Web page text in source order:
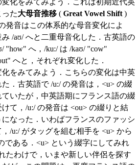
化をみてみよう．これは初期近代英
た大母音推移 ( Great Vowel Shift)
発音はこの体系的な母音変化によ
/aʊ/ へと二重母音化した．古英語の
"how" へ，/ku:/ は /kaʊ/ "cow"
へと，それぞれ変化した．
をみてみよう．こちらの変化は中英
．古英語で /u:/ の発音は，<u> の綴
いたが，中英語期にフランス語の綴
て，/u:/ の発音は <ou> の綴りと結
なった．いわばフランスのファッシ
/u:/ がタッグを組む相手を <u> から
である．<u> という綴字にしてみれ
たわけで，いまや新しい伴侶を探す